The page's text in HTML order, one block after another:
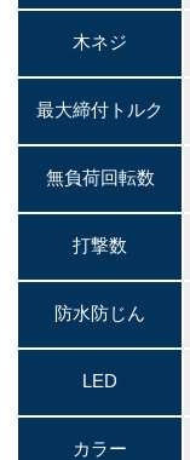
木ネジ
最大締付トルク
無負荷回転数
打撃数
防水防じん
LED
カラー